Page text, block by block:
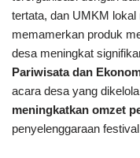
tertata, dan UMKM
memamerkan produk
desa meningkat
Pariwisata dan
acara desa yang
meningkatkan omzet
penyelenggaraan